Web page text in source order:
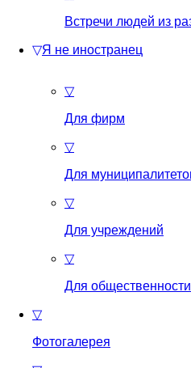
Встречи людей из
▽Я не иностранец
▽
Для фирм
▽
Для
▽
Для учреждений
▽
Для общественности
▽
Фотогалерея